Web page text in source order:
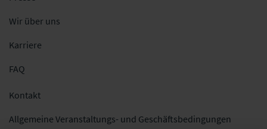
Wir über uns
Karriere
FAQ
Kontakt
Allgemeine Veranstaltungs- und Geschäftsbedingungen